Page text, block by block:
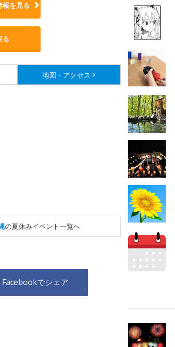
報を見る
る
地図・アクセス
の夏休みイベント一覧へ
Facebookでシェア